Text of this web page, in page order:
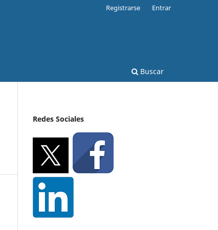
Buscar
Registrarse Entrar
Redes Sociales